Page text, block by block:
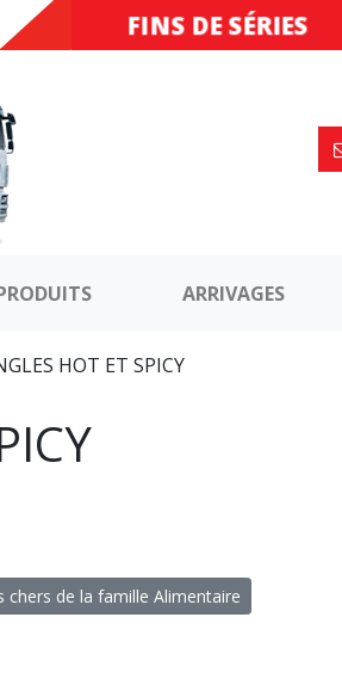
DESTOCKAGE
FINS DE SÉRIES
ARRIVAGES
HOT ET SPICY
chers de la famille Alimentaire